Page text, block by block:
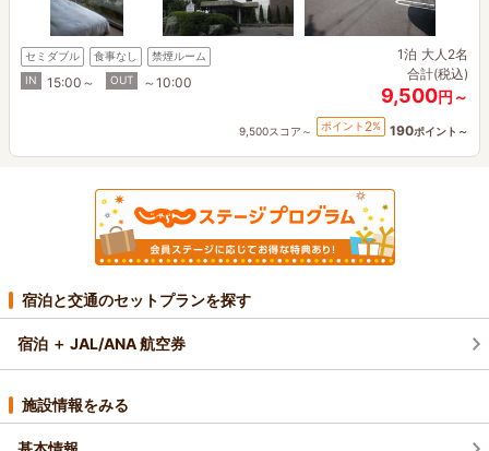
セミダブル 食事なし
禁煙ルーム
IN
15:00～ OUT ～10:00
1泊 大人2名
合計(税込)
9,500円～
9,500スコア～ ポイント 2% 190ポイント～
宿泊と交通のセットプランを探す
宿泊 ＋ JAL/ANA 航空券
施設情報をみる